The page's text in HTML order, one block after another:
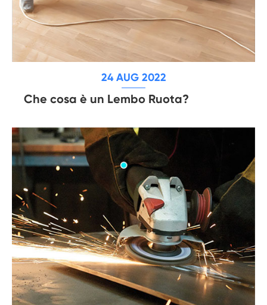
24 AUG 2022
Che cosa è un Lembo Ruota?